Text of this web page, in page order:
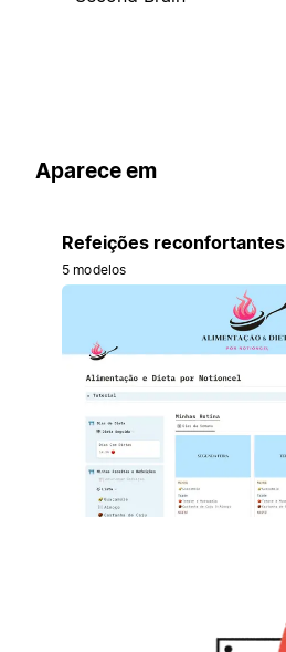
Aparece em
Refeições reconfortantes
5 modelos